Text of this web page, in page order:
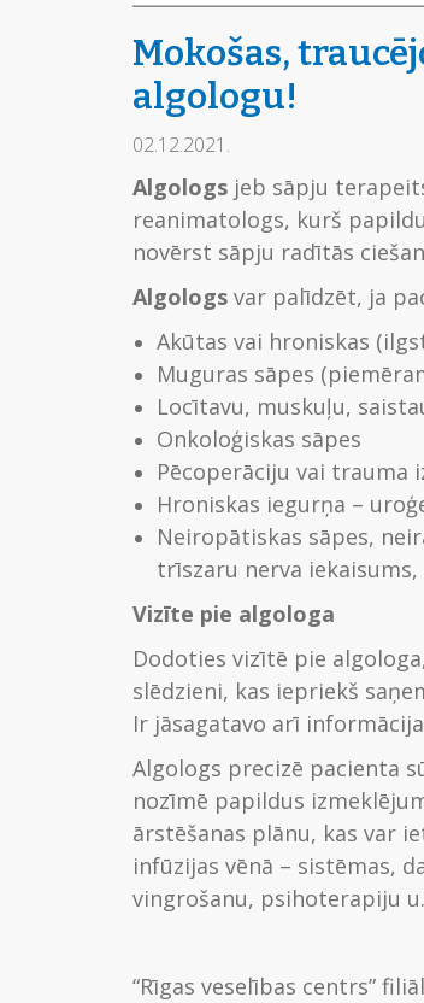
Mokošas,
algologu!
02.12.2021.
Algologsjeb sāpju
reanimatologs, kurš
novērst sāpju radītās
Algologsvar palīdzēt, ja
Akūtas vai hroniskas
Muguras sāpes
Locītavu, muskuļu,
Onkoloģiskas sāpes
Pēcoperāciju vai trauma
Hroniskas iegurņa –
Neiropātiskas sāpes,
trīszaru nerva
Vizīte pie algologa
Dodoties vizītē pie
slēdzieni, kas iepriekš
Ir jāsagatavo arī
Algologs precizē pacienta
nozīmē papildus
ārstēšanas plānu, kas var
infūzijas vēnā – sistēmas,
vingrošanu, psihoterapiju
“Rīgas veselības centrs”